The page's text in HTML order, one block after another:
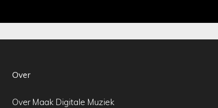
Over
Over Maak Digitale Muziek